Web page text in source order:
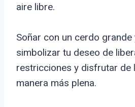
aire libre.
Soñar con un cerdo
simbolizar tu deseo de
restricciones y disfrutar de
manera más plena.